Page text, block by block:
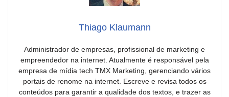
Thiago Klaumann
Administrador de empresas, profissional de marketing e
empreendedor na internet. Atualmente é responsável pela
empresa de mídia tech TMX Marketing, gerenciando vários
portais de renome na internet. Escreve e revisa todos os
conteúdos para garantir a qualidade dos textos, e trazer as